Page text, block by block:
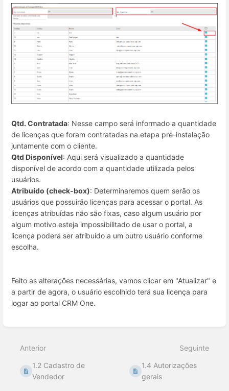
Qtd. Contratada: Nesse campo será informado a quantidade
de licenças que foram contratadas na etapa pré-instalação
juntamente com o cliente.
Qtd Disponível: Aqui será visualizado a quantidade
disponível de acordo com a quantidade utilizada pelos
usuários.
Atribuído (check-box): Determinaremos quem serão os
usuários que possuirão licenças para acessar o portal. As
licenças atribuídas não são fixas, caso algum usuário por
algum motivo esteja impossibilitado de usar o portal, a
licença poderá ser atribuído a um outro usuário conforme
escolha.
Feito as alterações necessárias, vamos clicar em "Atualizar" e
a partir de agora, o usuário escolhido terá sua licença para
logar ao portal CRM One.
de
de
seção
Anterior
1.2 Cadastro de
Vendedor
Seguinte
1.4 Autorizações
gerais